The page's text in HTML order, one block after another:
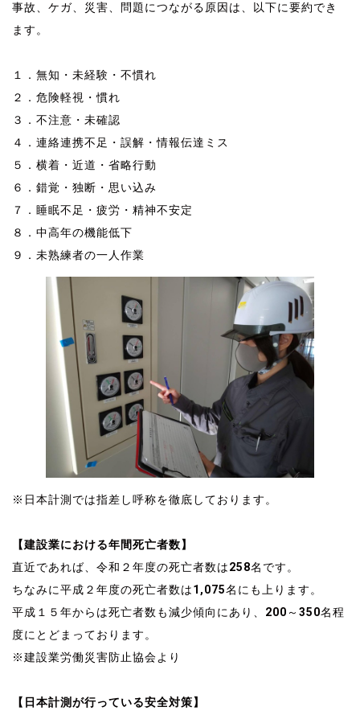
事故、ケガ、災害、問題につながる原因は、以下に要約でき
ます。
１．無知・未経験・不慣れ
２．危険軽視・慣れ
３．不注意・未確認
４．連絡連携不足・誤解・情報伝達ミス
５．横着・近道・省略行動
６．錯覚・独断・思い込み
７．睡眠不足・疲労・精神不安定
８．中高年の機能低下
９．未熟練者の一人作業
※日本計測では指差し呼称を徹底しております。
【建設業における年間死亡者数】
直近であれば、令和２年度の死亡者数は258名です。
ちなみに平成２年度の死亡者数は1,075名にも上ります。
平成１５年からは死亡者数も減少傾向にあり、200～350名程
度にとどまっております。
※建設業労働災害防止協会より
【日本計測が行っている安全対策】